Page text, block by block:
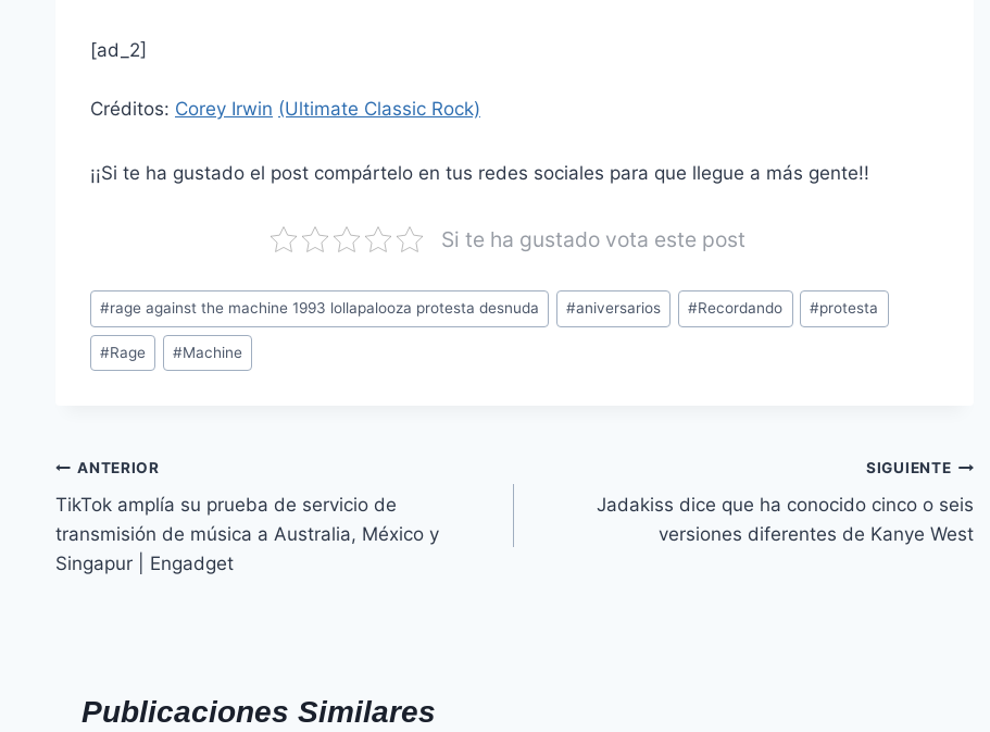
[ad_2]
Créditos: Corey Irwin (Ultimate Classic Rock)
¡¡Si te ha gustado el post compártelo en tus redes sociales para que llegue a más gente!!
Si te ha gustado vota este post
#rage against the machine 1993 lollapalooza protesta desnuda #aniversarios #Recordando #protesta
#Rage #Machine
ANTERIOR
TikTok amplía su prueba de servicio de
transmisión de música a Australia, México y
Singapur | Engadget
SIGUIENTE
Jadakiss dice que ha conocido cinco o seis
versiones diferentes de Kanye West
Publicaciones Similares